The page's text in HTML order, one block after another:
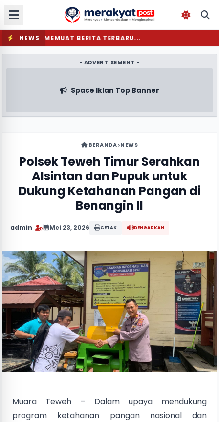
NEWS MEMUAT BERITA TERBARU...
- ADVERTISEMENT -
Space Iklan Top Banner
BERANDA NEWS
Polsek Teweh Timur Serahkan
Alsintan dan Pupuk untuk
Dukung Ketahanan Pangan di
Benangin II
admin Mei 23, 2026 CETAK DENGARKAN
Muara Teweh – Dalam upaya mendukung
program ketahanan pangan nasional dan